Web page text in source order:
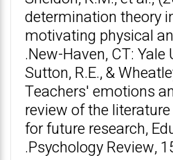
determination theory
motivating physical
New-Haven, CT: Yale
Sutton, R.E., &
Teachers' emotions
review of the
for future research,
Psychology Review,